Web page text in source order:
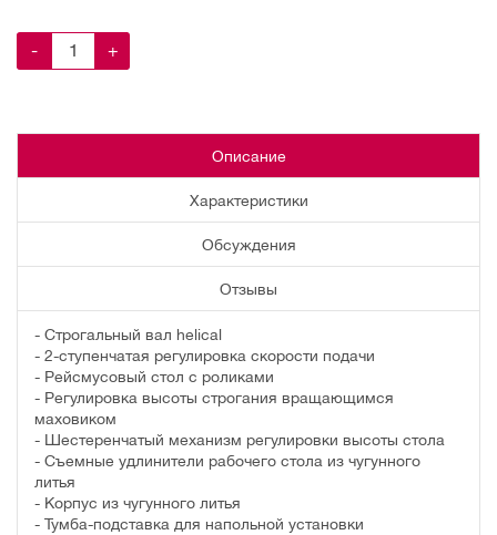
- +
Описание
Характеристики
Обсуждения
Отзывы
- Строгальный вал helical
- 2-ступенчатая регулировка скорости подачи
- Рейсмусовый стол с роликами
- Регулировка высоты строгания вращающимся
маховиком
- Шестеренчатый механизм регулировки высоты стола
- Съемные удлинители рабочего стола из чугунного
литья
- Корпус из чугунного литья
- Тумба-подставка для напольной установки